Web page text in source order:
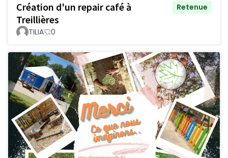
Création d'un repair café à
Treillières
Retenue
TILIA 0